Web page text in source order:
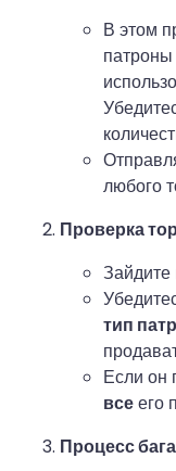
В этом
любого
Проверка
Зайдите
тип
Если он
всеего
Процесс